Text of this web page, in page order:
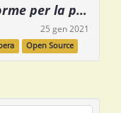
Proposta di legge n. 124 Norme per la promozione e diffusione di sistemi di software libero nonché per la trasparenza, l’accessibilità e la portabilità nella Pubblica Amministrazione
25 gen 2021
Open Source